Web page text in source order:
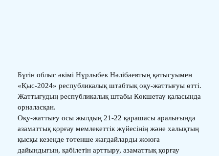
Бүгін облыс әкімі Нұрлыбек Нәлібаевтың қатысуымен
«Қыс-2024» республикалық штабтық оқу-жаттығуы өтті.
Жаттығудың республикалық штабы Көкшетау қаласында
орналасқан.
Оқу-жаттығу осы жылдың 21-22 қарашасы аралығында
азаматтық қорғау мемлекеттік жүйесінің және халықтың
қысқы кезеңде төтенше жағдайларды жоюға
дайындығын, қабілетін арттыру, азаматтық қорғау